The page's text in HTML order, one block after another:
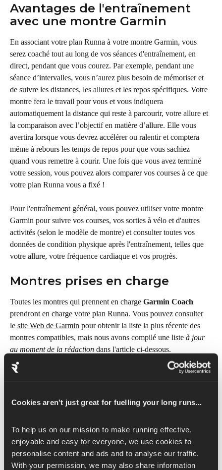
Cookies aren't just great for fuelling your long runs...
To help us on our mission to make running effective,
enjoyable and easy for everyone, we use cookies to
personalise content and ads and to analyse our traffic.
With your permission, we may also share information
Avantages de l'entraînement
avec une montre Garmin
En associant votre plan Runna à votre montre Garmin, vous
serez coaché tout au long de vos séances d'entraînement, en
direct, pendant que vous courez. Par exemple, pendant une
séance d’intervalles, vous n’aurez plus besoin de mémoriser et
de suivre les distances, les allures et les repos spécifiques. Votre
montre fera le travail pour vous et vous indiquera
automatiquement la distance qui reste à parcourir, votre allure et
la comparaison avec l’objectif en matière d’allure. Elle vous
avertira lorsque vous devrez accélérer ou ralentir et comptera
même à rebours les temps de repos pour que vous sachiez
quand vous remettre à courir. Une fois que vous avez terminé
votre session, vous pouvez alors comparer vos courses à ce que
votre plan Runna vous a fixé !
Pour l'entraînement général, vous pouvez utiliser votre montre
Garmin pour suivre vos courses, vos sorties à vélo et d'autres
activités (selon le modèle de montre) et consulter toutes vos
données de condition physique après l'entraînement, telles que
votre allure, votre fréquence cardiaque et vos progrès.
Montres prises en charge
Toutes les montres qui prennent en charge Garmin Coach
prendront en charge votre plan Runna. Vous pouvez consulter
le site Web de Garmin pour obtenir la liste la plus récente des
montres compatibles, mais nous avons compilé une liste à jour
au moment de la rédaction dans l'article ci-dessous.
Recommander des montres
Idéal pour : Suivi de base